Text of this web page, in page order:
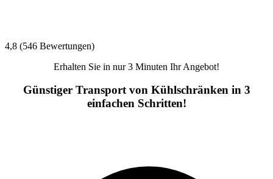
4,8 (546 Bewertungen)
Erhalten Sie in nur 3 Minuten Ihr Angebot!
Günstiger Transport von Kühlschränken in 3
einfachen Schritten!